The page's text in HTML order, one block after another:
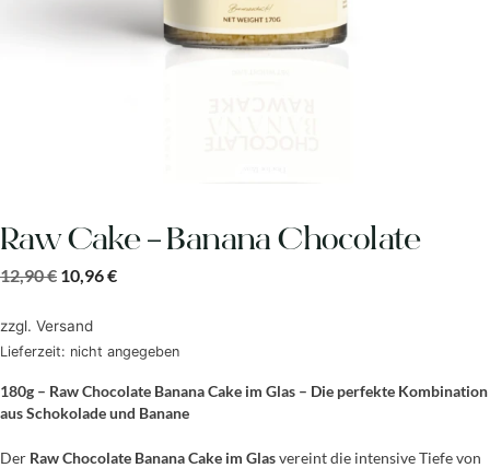
Raw Cake – Banana Chocolate
12,90€ 10,96€
zzgl. Versand
Lieferzeit: nicht angegeben
180g – Raw Chocolate Banana Cake im Glas – Die perfekte Kombination
aus Schokolade und Banane
Der Raw Chocolate Banana Cake im Glasvereint die intensive Tiefe von